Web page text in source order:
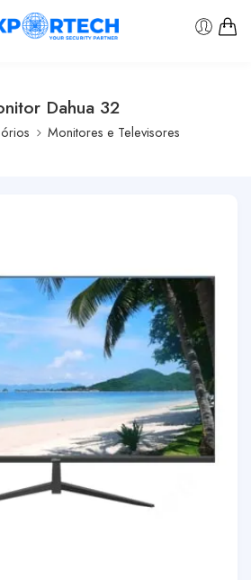
Dahua 32
Monitores e Televisores